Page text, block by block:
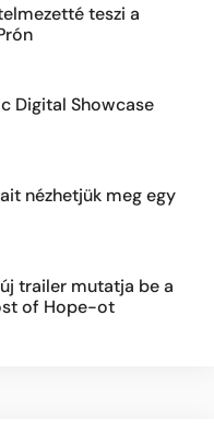
teszi a
Digital Showcase
nézhetjük meg egy
trailer mutatja be a
of Hope-ot